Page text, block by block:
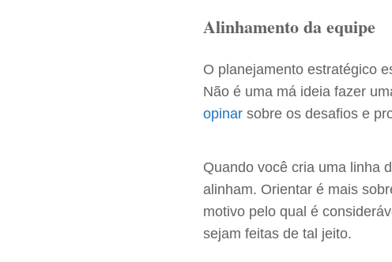
Alinhamento da equipe
O planejamento estratégico
Não é uma má ideia fazer
opinarsobre os desafios e
Quando você cria uma linha
alinham. Orientar é mais
motivo pelo qual é
sejam feitas de tal jeito.